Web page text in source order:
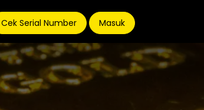
Cek Serial Number Masuk